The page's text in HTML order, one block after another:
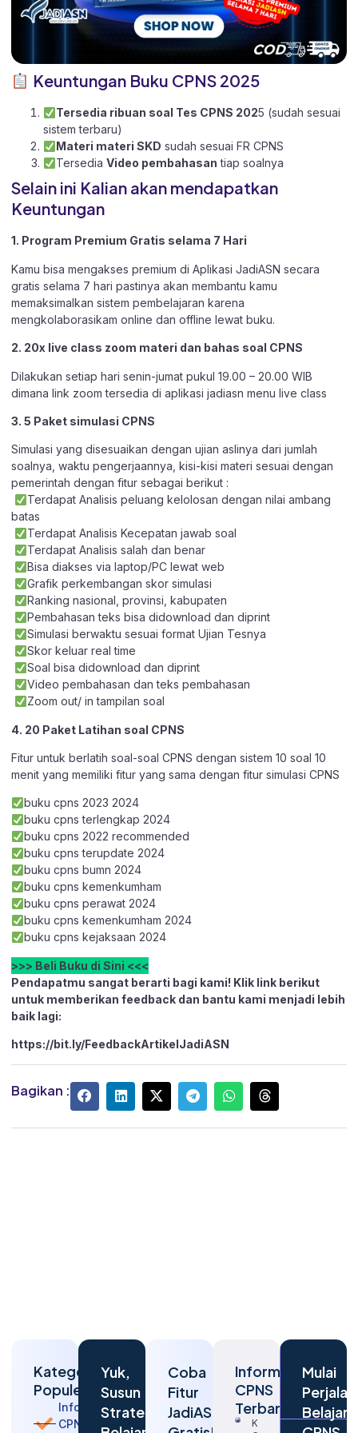
Keuntungan Buku CPNS 2025
Tersedia ribuan soal Tes CPNS 2025 (sudah sesuai
sistem terbaru)
Materi materi SKD sudah sesuai FR CPNS
Tersedia Video pembahasan tiap soalnya
Selain ini Kalian akan mendapatkan
Keuntungan
1. Program Premium Gratis selama 7 Hari
Kamu bisa mengakses premium di Aplikasi JadiASN secara
gratis selama 7 hari pastinya akan membantu kamu
memaksimalkan sistem pembelajaran karena
mengkolaborasikam online dan offline lewat buku.
2. 20x live class zoom materi dan bahas soal CPNS
Dilakukan setiap hari senin-jumat pukul 19.00 – 20.00 WIB
dimana link zoom tersedia di aplikasi jadiasn menu live class
3. 5 Paket simulasi CPNS
Simulasi yang disesuaikan dengan ujian aslinya dari jumlah
soalnya, waktu pengerjaannya, kisi-kisi materi sesuai dengan
pemerintah dengan fitur sebagai berikut :
Terdapat Analisis peluang kelolosan dengan nilai ambang
batas
Terdapat Analisis Kecepatan jawab soal
Terdapat Analisis salah dan benar
Bisa diakses via laptop/PC lewat web
Grafik perkembangan skor simulasi
Ranking nasional, provinsi, kabupaten
Pembahasan teks bisa didownload dan diprint
Simulasi berwaktu sesuai format Ujian Tesnya
Skor keluar real time
Soal bisa didownload dan diprint
Video pembahasan dan teks pembahasan
Zoom out/ in tampilan soal
4. 20 Paket Latihan soal CPNS
Fitur untuk berlatih soal-soal CPNS dengan sistem 10 soal 10
menit yang memiliki fitur yang sama dengan fitur simulasi CPNS
buku cpns 2023 2024
buku cpns terlengkap 2024
buku cpns 2022 recommended
buku cpns terupdate 2024
buku cpns bumn 2024
buku cpns kemenkumham
buku cpns perawat 2024
buku cpns kemenkumham 2024
buku cpns kejaksaan 2024
>>> Beli Buku di Sini <<<
Pendapatmu sangat berarti bagi kami! Klik link berikut
untuk memberikan feedback dan bantu kami menjadi lebih
baik lagi:
https://bit.ly/FeedbackArtikelJadiASN
Bagikan :
Kategori
Populer
Informasi
CPNS
Yuk,
Susun
Strategi
Coba
Fitur
JadiASN
Informasi
CPNS
Terbaru
Kapan
Mulai
Belajar